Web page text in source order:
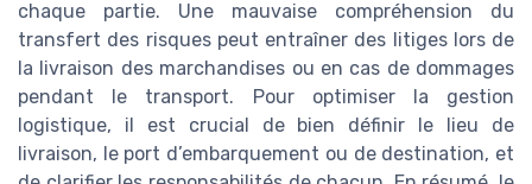
chaque partie. Une mauvaise compréhension du
transfert des risques peut entraîner des litiges lors de
la livraison des marchandises ou en cas de dommages
pendant le transport. Pour optimiser la gestion
logistique, il est crucial de bien définir le lieu de
livraison, le port d’embarquement ou de destination, et